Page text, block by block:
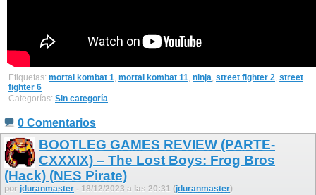
Etiquetas: mortal kombat 1 mortal kombat 11 ninja street fighter 2 street
fighter 6
Categorías: Sin categoría
0 Comentarios
BOOTLEG GAMES REVIEW (PARTE-
CXXXIX) – The Lost Boys: Frog Bros
(Hack) (NES Pirate)
por jduranmaster - 18/12/2023 a las 20:31 (jduranmaster)